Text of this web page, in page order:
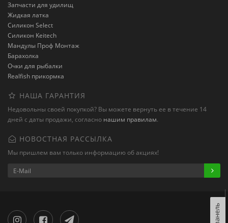
Запчасти для удилищ
Жидкая латка
Силикон Select
Силикон Keitech
Мандулы Проф Монтаж
Барахолка
Очки для рыбалки
Realfish прикормка
НАША ГАРАНТИЯ
Недовольны своей покупкой? Вы можете вернуть ее в течение 14
дней с даты продажи, согласно нашим правилам.
НОВОСТНАЯ РАССЫЛКА
Мы пришлем вам только информацию об акциях!